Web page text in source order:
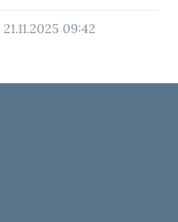
21.11.2025 09:42